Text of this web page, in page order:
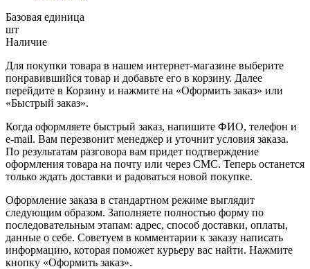
Базовая единица
шт
Наличие
Для покупки товара в нашем интернет-магазине выберите
понравившийся товар и добавьте его в корзину. Далее
перейдите в Корзину и нажмите на «Оформить заказ» или
«Быстрый заказ».
Когда оформляете быстрый заказ, напишите ФИО, телефон и
e-mail. Вам перезвонит менеджер и уточнит условия заказа.
По результатам разговора вам придет подтверждение
оформления товара на почту или через СМС. Теперь останется
только ждать доставки и радоваться новой покупке.
Оформление заказа в стандартном режиме выглядит
следующим образом. Заполняете полностью форму по
последовательным этапам: адрес, способ доставки, оплаты,
данные о себе. Советуем в комментарии к заказу написать
информацию, которая поможет курьеру вас найти. Нажмите
кнопку «Оформить заказ».